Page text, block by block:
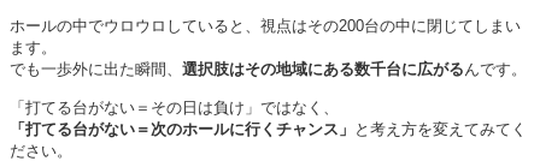
ホールの中でウロウロしていると、視点はその200台の中に閉じてしまい
ます。
でも一歩外に出た瞬間、 選択肢はその地域にある数千台に広がる んです。
「打てる台がない＝その日は負け」ではなく、
「打てる台がない＝次のホールに行くチャンス」 と考え方を変えてみてく
ださい。